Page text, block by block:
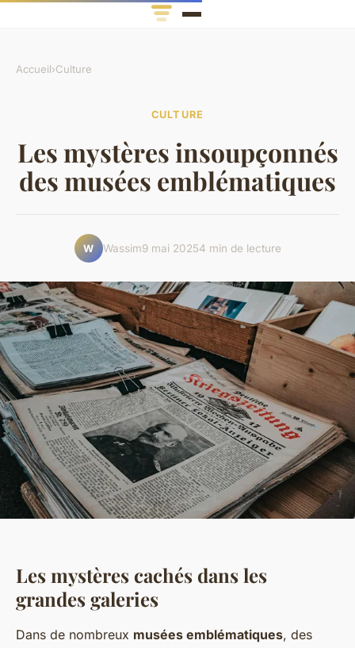
Accueil›Culture
CULTURE
Les mystères insoupçonnés
des musées emblématiques
W Wassim9 mai 20254 min de lecture
Les mystères cachés dans les
grandes galeries
Dans de nombreux musées emblématiques, des